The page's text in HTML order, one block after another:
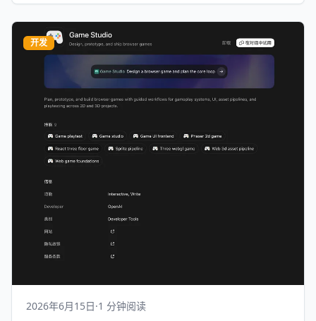
开发
2026年6月15日·1 分钟阅读